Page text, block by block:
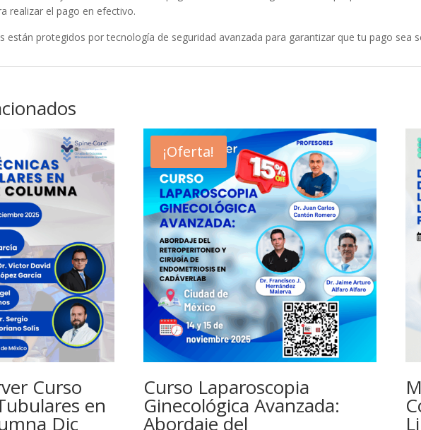
realizar el pago en efectivo.
están protegidos por tecnología de seguridad avanzada para garantizar que tu pago sea
Curso
en
Dic
¡Oferta!
Curso Laparoscopia
Ginecológica Avanzada:
Abordaje del